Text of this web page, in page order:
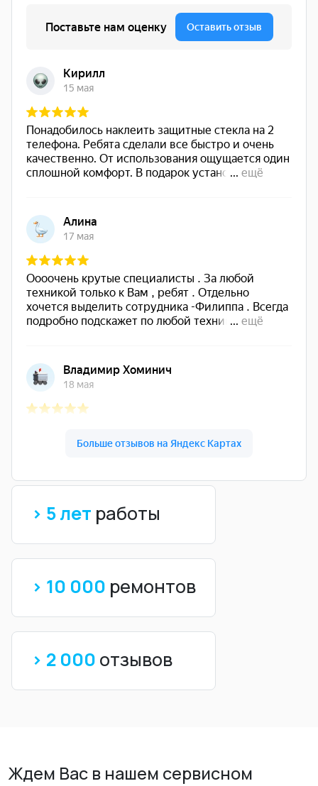
> 5 лет работы
> 10 000 ремонтов
> 2 000 отзывов
Ждем Вас в нашем сервисном